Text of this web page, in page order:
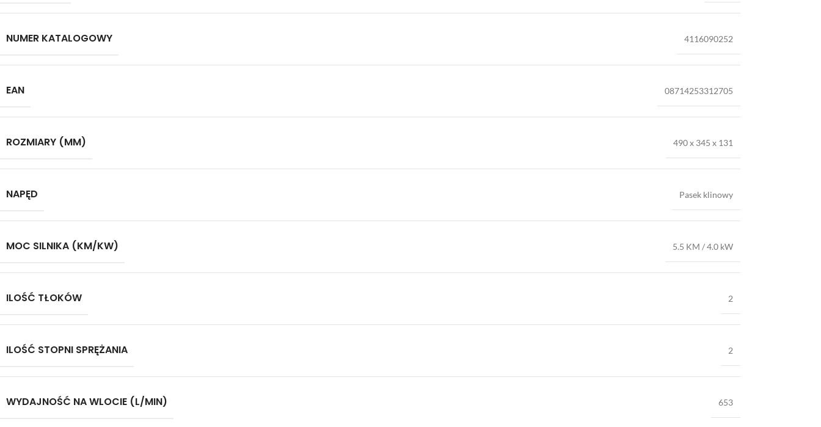
NUMER KATALOGOWY 4116090252
EAN 08714253312705
ROZMIARY (MM) 490 x 345 x 131
NAPĘD Pasek klinowy
MOC SILNIKA (KM/KW) 5.5 KM / 4.0 kW
ILOŚĆ TŁOKÓW 2
ILOŚĆ STOPNI SPRĘŻANIA 2
WYDAJNOŚĆ NA WLOCIE (L/MIN) 653